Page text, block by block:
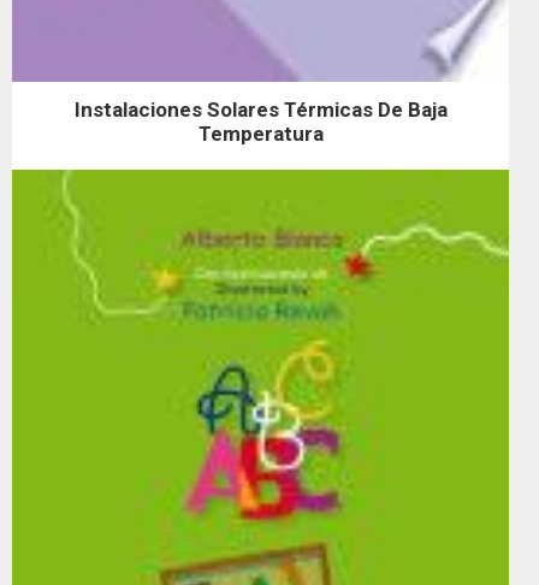
Instalaciones Solares Térmicas De Baja
Temperatura